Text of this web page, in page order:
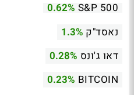
S&P 500
0.62%
נאסד"ק 1.3%
דאו ג'ונס 0.28%
BITCOIN
0.23%